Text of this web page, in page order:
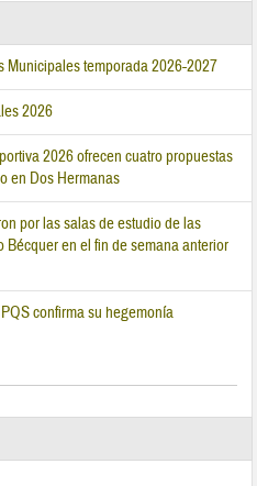
Municipales temporada 2026-2027
2026
2026 ofrecen cuatro propuestas
en Dos Hermanas
por las salas de estudio de las
en el fin de semana anterior
confirma su hegemonía